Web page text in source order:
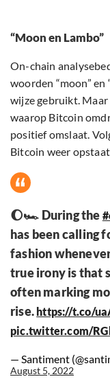
“Moon en Lambo”
On-chain
woorden “moon” en
wijze gebruikt.
waarop Bitcoin
positief omslaat.
Bitcoin weer
🌔🏎️ During the
has been calling
fashion
true irony is that
often marking
rise. https://t.co/
pic.twitter.com/
— Santiment
August 5, 2022